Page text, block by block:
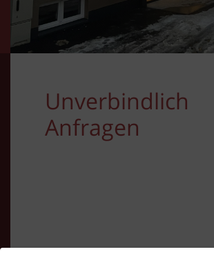
Unverbindlich
Anfragen